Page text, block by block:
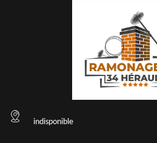
indisponible